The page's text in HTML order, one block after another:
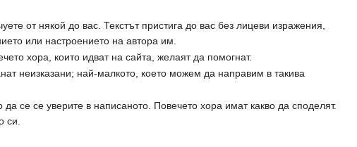
от някой до вас. Текстът пристига до вас без лицеви изражения,
или настроението на автора им.
хора, които идват на сайта, желаят да помогнат.
неизказани; най-малкото, което можем да направим в такива
се се уверите в написаното. Повечето хора имат какво да споделят.
си.